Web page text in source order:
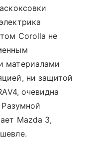
Corolla не
материалами
ни защитой
очевидна
Разумной
Mazda 3,